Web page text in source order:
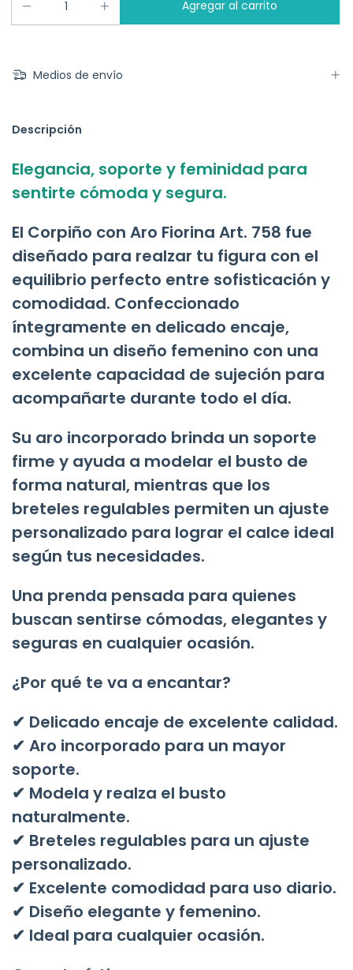
Medios de envío
Descripción
Elegancia, soporte y feminidad para
sentirte cómoda y segura.
El Corpiño con Aro Fiorina Art. 758 fue
diseñado para realzar tu figura con el
equilibrio perfecto entre sofisticación y
comodidad. Confeccionado
íntegramente en delicado encaje,
combina un diseño femenino con una
excelente capacidad de sujeción para
acompañarte durante todo el día.
Su aro incorporado brinda un soporte
firme y ayuda a modelar el busto de
forma natural, mientras que los
breteles regulables permiten un ajuste
personalizado para lograr el calce ideal
según tus necesidades.
Una prenda pensada para quienes
buscan sentirse cómodas, elegantes y
seguras en cualquier ocasión.
¿Por qué te va a encantar?
✔ Delicado encaje de excelente calidad.
✔ Aro incorporado para un mayor
soporte.
✔ Modela y realza el busto
naturalmente.
✔ Breteles regulables para un ajuste
personalizado.
✔ Excelente comodidad para uso diario.
✔ Diseño elegante y femenino.
✔ Ideal para cualquier ocasión.